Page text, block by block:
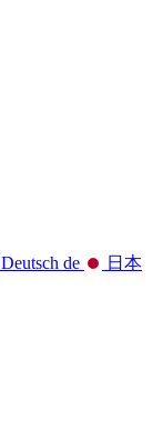
Deutsch de
日本